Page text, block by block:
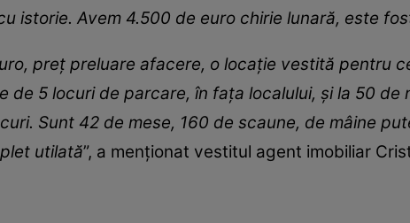
istorie. Avem 4.500 de euro chirie lunară, este
preț preluare afacere, o locație vestită pentru
de 5 locuri de parcare, în fața localului, și la 50 de
Sunt 42 de mese, 160 de scaune, de mâine
utilată”, a menționat vestitul agent imobiliar